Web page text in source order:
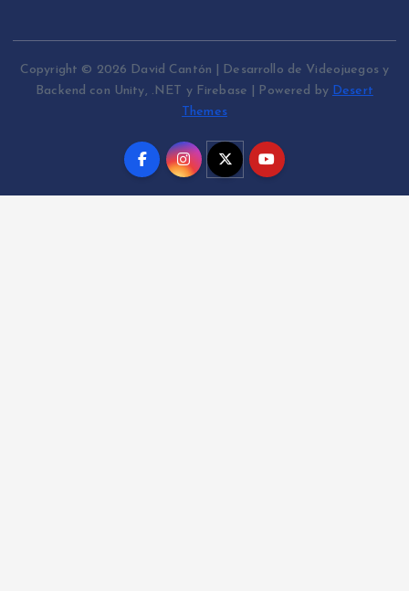
Copyright © 2026 David Cantón | Desarrollo de Videojuegos y
Backend con Unity, .NET y Firebase | Powered by Desert
Themes